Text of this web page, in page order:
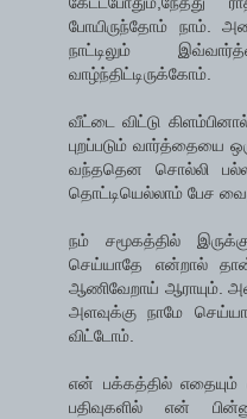
போயிருந்தோம் நாம்.
நாட்டிலும்
வாழ்ந்திட்டிருக்கோம்.
வீட்டை விட்டு
புறப்படும் வார்த்தையை
வந்ததென சொல்லி
தொட்டியெல்லாம் பேச
நம் சமூகத்தில்
செய்யாதே என்றால்
ஆணிவேறாய் ஆராயும்.
அளவுக்கு நாமே
விட்டோம்.
என் பக்கத்தில் எதையும்
பதிவுகளில் என்